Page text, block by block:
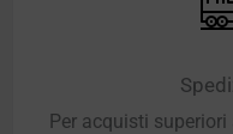
Per acquisti superiori